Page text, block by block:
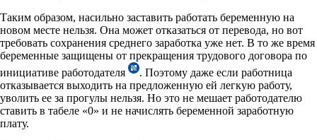
Таким образом, насильно заставить работать беременную на
новом месте нельзя. Она может отказаться от перевода, но вот
требовать сохранения среднего заработка уже нет. В то же время
беременные защищены от прекращения трудового договора по
инициативе работодателя
. Поэтому даже если работница
отказывается выходить на предложенную ей легкую работу,
уволить ее за прогулы нельзя. Но это не мешает работодателю
ставить в табеле «0» и не начислять беременной заработную
плату.